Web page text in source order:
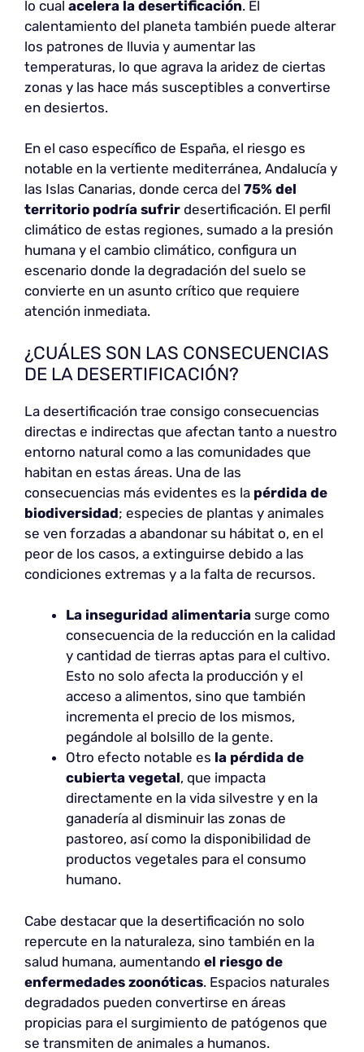
lo cual acelera la desertificación. El
calentamiento del planeta también puede alterar
los patrones de lluvia y aumentar las
temperaturas, lo que agrava la aridez de ciertas
zonas y las hace más susceptibles a convertirse
en desiertos.
En el caso específico de España, el riesgo es
notable en la vertiente mediterránea, Andalucía y
las Islas Canarias, donde cerca del 75% del
territorio podría sufrir desertificación. El perfil
climático de estas regiones, sumado a la presión
humana y el cambio climático, configura un
escenario donde la degradación del suelo se
convierte en un asunto crítico que requiere
atención inmediata.
¿CUÁLES SON LAS CONSECUENCIAS
DE LA DESERTIFICACIÓN?
La desertificación trae consigo consecuencias
directas e indirectas que afectan tanto a nuestro
entorno natural como a las comunidades que
habitan en estas áreas. Una de las
consecuencias más evidentes es la pérdida de
biodiversidad; especies de plantas y animales
se ven forzadas a abandonar su hábitat o, en el
peor de los casos, a extinguirse debido a las
condiciones extremas y a la falta de recursos.
La inseguridad alimentaria surge como
consecuencia de la reducción en la calidad
y cantidad de tierras aptas para el cultivo.
Esto no solo afecta la producción y el
acceso a alimentos, sino que también
incrementa el precio de los mismos,
pegándole al bolsillo de la gente.
Otro efecto notable es la pérdida de
cubierta vegetal, que impacta
directamente en la vida silvestre y en la
ganadería al disminuir las zonas de
pastoreo, así como la disponibilidad de
productos vegetales para el consumo
humano.
Cabe destacar que la desertificación no solo
repercute en la naturaleza, sino también en la
salud humana, aumentando el riesgo de
enfermedades zoonóticas. Espacios naturales
degradados pueden convertirse en áreas
propicias para el surgimiento de patógenos que
se transmiten de animales a humanos.